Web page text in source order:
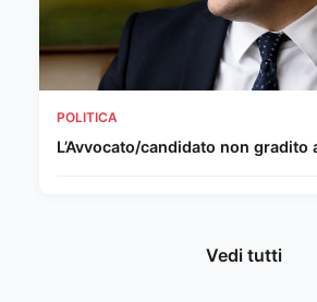
POLITICA
L’Avvocato/candidato non gradito
Vedi tutti